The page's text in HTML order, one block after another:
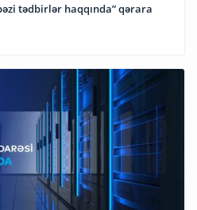
tədbirlər haqqında” qərara